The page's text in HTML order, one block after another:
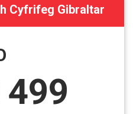
Cyfrifeg Gibraltar
499